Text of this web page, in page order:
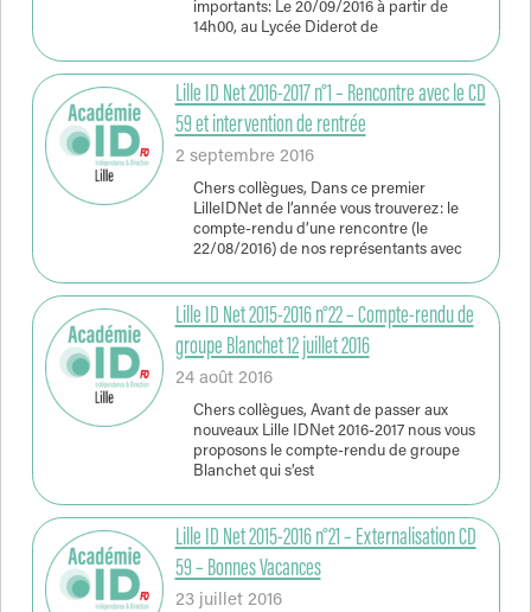
importants: Le 20/09/2016 à partir de
14h00, au Lycée Diderot de
Lille ID Net 2016-2017 n°1 – Rencontre avec le CD
59 et intervention de rentrée
2 septembre 2016
Chers collègues, Dans ce premier
LilleIDNet de l’année vous trouverez: le
compte-rendu d’une rencontre (le
22/08/2016) de nos représentants avec
Lille ID Net 2015-2016 n°22 – Compte-rendu de
groupe Blanchet 12 juillet 2016
24 août 2016
Chers collègues, Avant de passer aux
nouveaux Lille IDNet 2016-2017 nous vous
proposons le compte-rendu de groupe
Blanchet qui s’est
Lille ID Net 2015-2016 n°21 – Externalisation CD
59 – Bonnes Vacances
23 juillet 2016